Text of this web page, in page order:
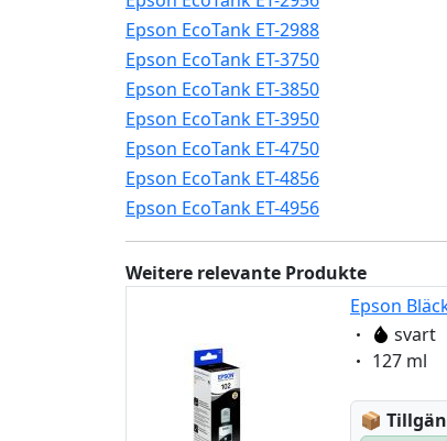
Epson EcoTank ET-2988
Epson EcoTank ET-3750
Epson EcoTank ET-3850
Epson EcoTank ET-3950
Epson EcoTank ET-4750
Epson EcoTank ET-4856
Epson EcoTank ET-4956
Weitere relevante Produkte
Epson
Eigenschaft:
svart
Eigenschaft:
127 ml
📦